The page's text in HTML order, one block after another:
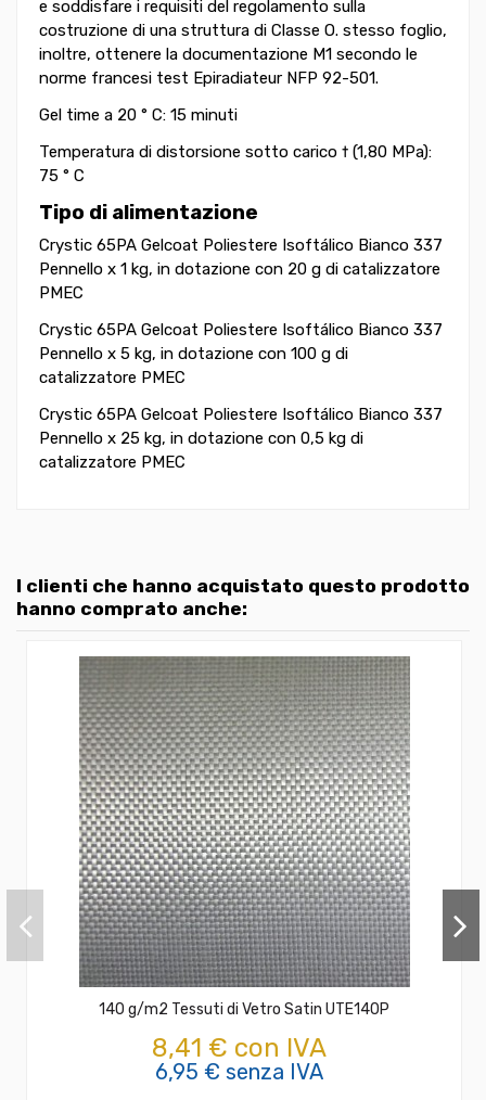
e soddisfare i requisiti del regolamento sulla
costruzione di una struttura di Classe O. stesso foglio,
inoltre, ottenere la documentazione M1 secondo le
norme francesi test Epiradiateur NFP 92-501.
Gel time a 20 ° C: 15 minuti
Temperatura di distorsione sotto carico † (1,80 MPa):
75 ° C
Tipo di alimentazione
Crystic 65PA Gelcoat Poliestere Isoftálico Bianco 337
Pennello x 1 kg, in dotazione con 20 g di catalizzatore
PMEC
Crystic 65PA Gelcoat Poliestere Isoftálico Bianco 337
Pennello x 5 kg, in dotazione con 100 g di
catalizzatore PMEC
Crystic 65PA Gelcoat Poliestere Isoftálico Bianco 337
Pennello x 25 kg, in dotazione con 0,5 kg di
catalizzatore PMEC
I clienti che hanno acquistato questo prodotto
hanno comprato anche:
140 g/m2 Tessuti di Vetro Satin UTE140P
8,41 € con IVA
6,95 € senza IVA